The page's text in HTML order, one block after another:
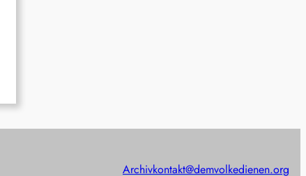
Archivkontakt@demvolkedienen.org